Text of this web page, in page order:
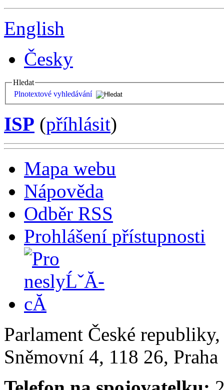
English
Česky
Hledat
Plnotextové vyhledávání
ISP (příhlásit)
Mapa webu
Nápověda
Odběr RSS
Prohlášení přístupnosti
Parlament České
Sněmovní 4, 118 26,